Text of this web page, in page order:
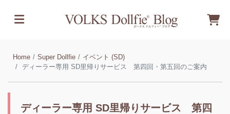
Home Super Dollfie
イベント (SD)
ディーラー専用 SD里帰りサービス 第四回・第五回のご案内
ディーラー専用 SD里帰りサービス 第四